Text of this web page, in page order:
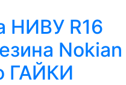
НИВУ R16
Nokian
ГАЙКИ